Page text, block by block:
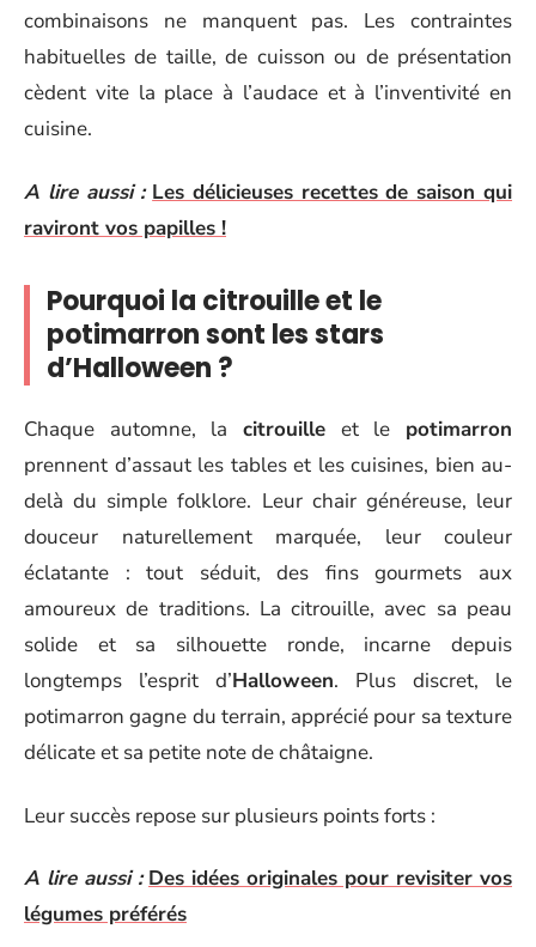
combinaisons ne manquent pas. Les contraintes
habituelles de taille, de cuisson ou de présentation
cèdent vite la place à l’audace et à l’inventivité en
cuisine.
A lire aussi : Les délicieuses recettes de saison qui
raviront vos papilles !
Pourquoi la citrouille et le
potimarron sont les stars
d’Halloween ?
Chaque automne, la citrouille et le potimarron
prennent d’assaut les tables et les cuisines, bien au-
delà du simple folklore. Leur chair généreuse, leur
douceur naturellement marquée, leur couleur
éclatante : tout séduit, des fins gourmets aux
amoureux de traditions. La citrouille, avec sa peau
solide et sa silhouette ronde, incarne depuis
longtemps l’esprit d’Halloween. Plus discret, le
potimarron gagne du terrain, apprécié pour sa texture
délicate et sa petite note de châtaigne.
Leur succès repose sur plusieurs points forts :
A lire aussi : Des idées originales pour revisiter vos
légumes préférés